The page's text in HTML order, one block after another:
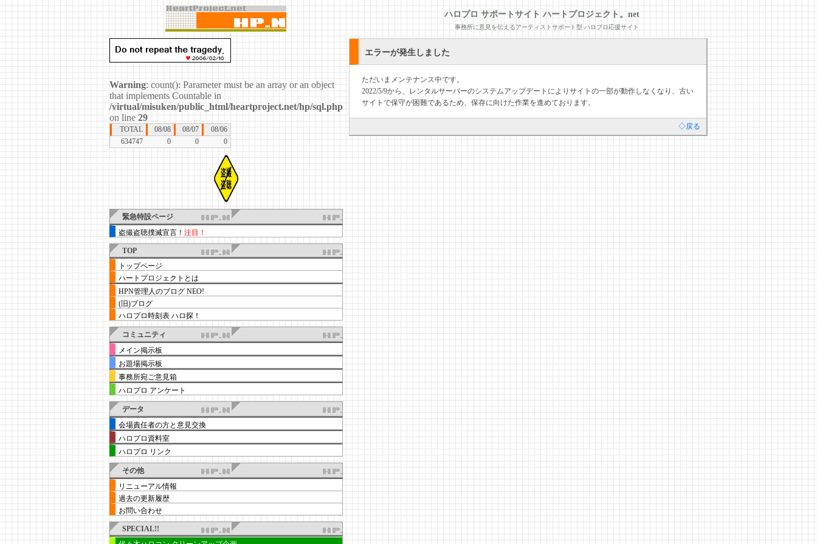
ハロプロ サポートサイト ハートプロジェクト。net
事務所に意見を伝えるアーティストサポート型 ハロプロ応援サイト
Warning: count(): Parameter must be an array or an object
that implements Countable in
/virtual/misuken/public_html/heartproject.net/hp/sql.php
on line 29
TOTAL 08/08 08/07
08/06
634747
0 0 0
緊急特設ページ
盗撮盗聴撲滅宣言！ 注目！
TOP
トップページ
ハートプロジェクトとは
HPN管理人のブログ NEO!
(旧)ブログ
ハロプロ時刻表 ハロ探！
コミュニティ
メイン掲示板
お題場掲示板
事務所宛ご意見箱
ハロプロ アンケート
データ
会場責任者の方と意見交換
ハロプロ資料室
ハロプロ リンク
その他
リニューアル情報
過去の更新履歴
お問い合わせ
SPECIAL!!
エラーが発生しました
ただいまメンテナンス中です。
2022/5/9から、レンタルサーバーのシステムアップデートによりサイトの一部が動作しなくなり、古い
サイトで保守が困難であるため、保存に向けた作業を進めております。
◇戻る